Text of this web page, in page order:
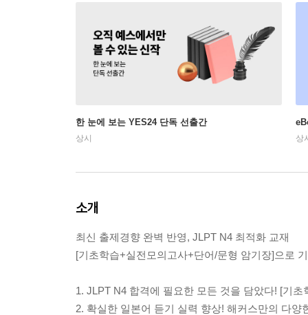
한 눈에 보는 YES24 단독 선출간
상시 상
소개
최신 출제경향 완벽 반영, JLPT N4 최적화 교재
[기초학습+실전모의고사+단어/문형 암기장]으로
1. JLPT N4 합격에 필요한 모든 것을 담았다! [기
2. 확실한 일본어 듣기 실력 향상! 해커스만의 다양